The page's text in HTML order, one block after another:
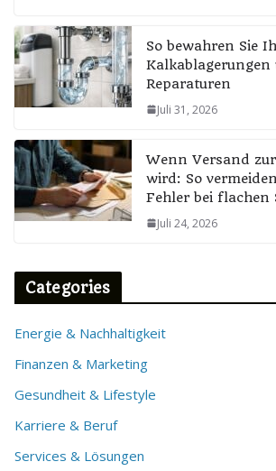
So bewahren Sie
Kalkablagerungen
Reparaturen
Juli 31, 2026
Wenn Versand
wird: So
Fehler bei flachen
Juli 24, 2026
Categories
Energie & Nachhaltigkeit
Finanzen & Marketing
Gesundheit & Lifestyle
Karriere & Beruf
Services & Lösungen